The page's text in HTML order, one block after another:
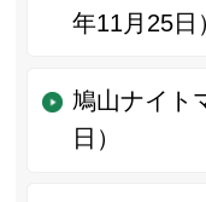
年11月25日
鳩山ナイト
日）